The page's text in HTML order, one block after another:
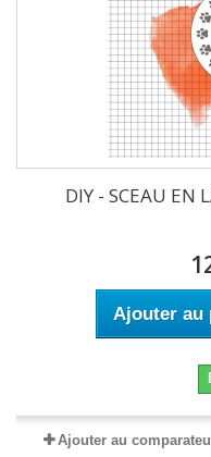
DIY - SCEAU EN
Ajouter au
Ajouter au